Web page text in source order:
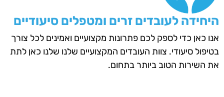
היחידה לעובדים זרים ומטפלים סיעודיים
אנו כאן כדי לספק לכם פתרונות מקצועיים ואמינים לכל צורך
בטיפול סיעודי. צוות העובדים המקצועיים שלנו שלנו כאן לתת
את השירות הטוב ביותר בתחום.